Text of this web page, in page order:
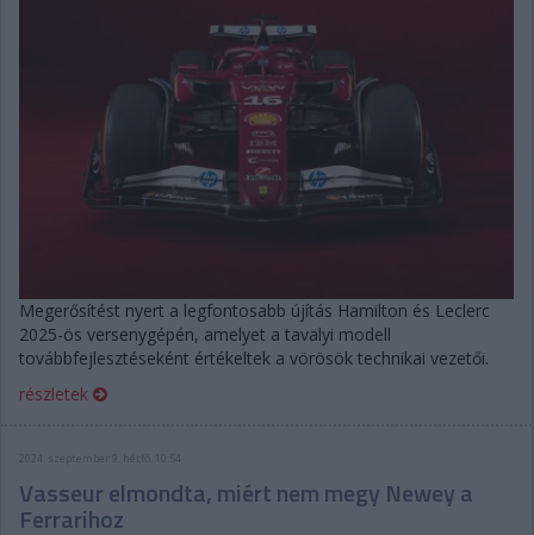
Megerősítést nyert a legfontosabb újítás Hamilton és Leclerc
2025-ös versenygépén, amelyet a tavalyi modell
továbbfejlesztéseként értékeltek a vörösök technikai vezetői.
részletek
2024. szeptember 9. hétfő, 10:54
Vasseur elmondta, miért nem megy Newey a
Ferrarihoz